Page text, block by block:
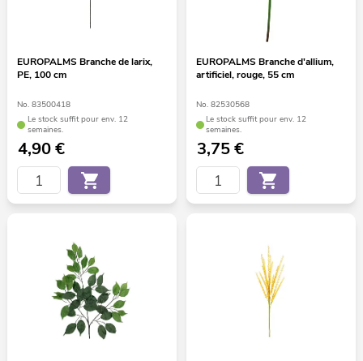
EUROPALMS Branche de larix,
PE, 100 cm
No. 83500418
Le stock suffit pour env. 12
semaines.
4,90€
EUROPALMS Branche d'allium,
artificiel, rouge, 55 cm
No. 82530568
Le stock suffit pour env. 12
semaines.
3,75€